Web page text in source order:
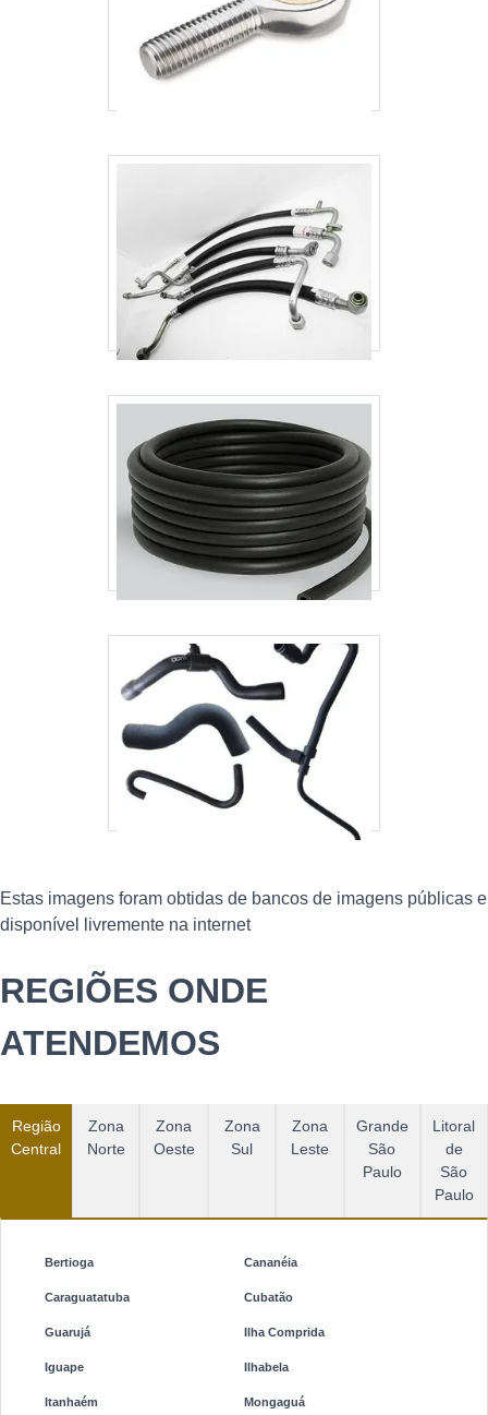
Terminal industrial em sp
Preço do terminal industrial
Mangueira De Aço Flexível
Mangueira De Cobre Para Gás
Mangueira Para Encanamento De Gás
Mangueira Para Tubulação De Gás
Estas imagens foram obtidas de bancos de imagens públicas e
disponível livremente na internet
REGIÕES ONDE
ATENDEMOS
Região
Central
Zona
Norte
Zona
Oeste
Zona
Sul
Zona
Leste
Grande
São
Paulo
Litoral
de
São
Paulo
Bertioga Cananéia
Caraguatatuba Cubatão
Guarujá Ilha Comprida
Iguape Ilhabela
Itanhaém Mongaguá